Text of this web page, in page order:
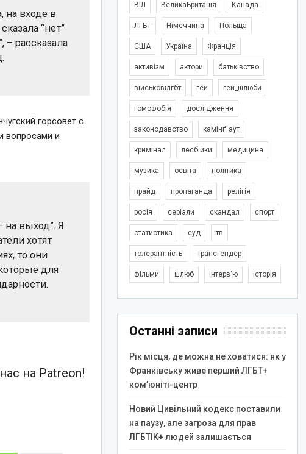
на входе в
“нет”
– рассказала
горсовет с
вопросами и
на выход”. Я
хотят
то они
для
на Patreon!
ВІЛ ВеликаБританія Канада
ЛГБТ Німеччина Польща
США Україна Франція
активізм актори батьківство
військовілгбт гей гей_шлюби
гомофобія дослідження
законодавство камінґ_аут
кримінал лесбійки медицина
музика освіта політика
прайд пропаганда релігія
росія серіали скандал спорт
статистика суд тв
толерантність трансгендер
фільми шлюб інтерв'ю історія
Останні записи
Рік місця, де можна не ховатися: як у
Франківську живе перший ЛГБТ+
ком’юніті-центр
Новий Цивільний кодекс поставили
на паузу, але загроза для прав
ЛГБТІК+ людей залишається